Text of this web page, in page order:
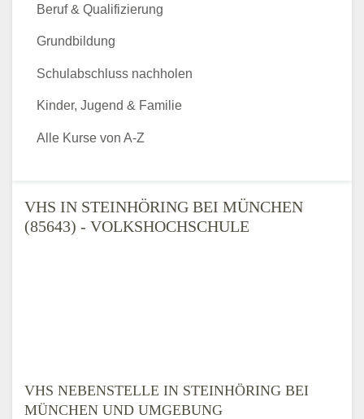
VHS IN STEINHÖRING BEI MÜNCHEN
(85643) - VOLKSHOCHSCHULE
VHS NEBENSTELLE IN STEINHÖRING BEI
MÜNCHEN UND UMGEBUNG
Beruf & Qualifizierung
Grundbildung
Schulabschluss nachholen
Kinder, Jugend & Familie
Alle Kurse von A-Z